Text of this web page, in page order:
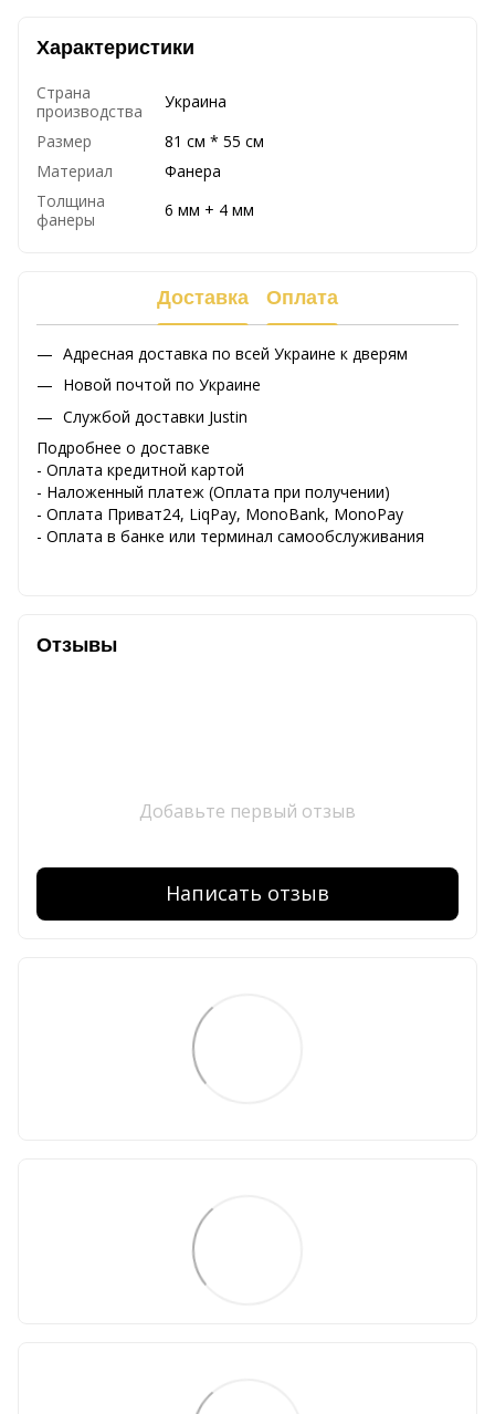
Характеристики
Страна
производства
Украина
Размер
81 см * 55 см
Материал
Фанера
Толщина
фанеры
6 мм + 4 мм
Доставка Оплата
Адресная доставка по всей Украине к дверям
Новой почтой по Украине
Службой доставки Justin
Подробнее о доставке
- Оплата кредитной картой
- Наложенный платеж (Оплата при получении)
- Оплата Приват24, LiqPay, MonoBank, MonoPay
- Оплата в банке или терминал самообслуживания
Отзывы
Добавьте первый отзыв
Написать отзыв